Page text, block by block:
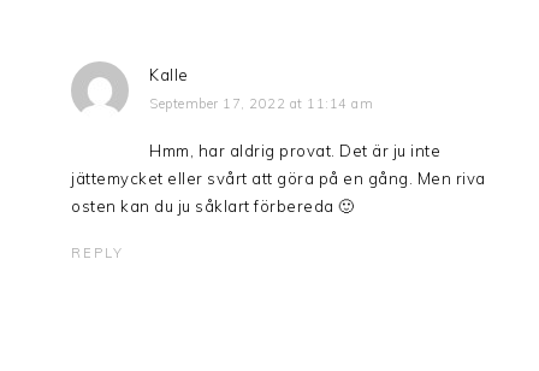
Kalle
September 17, 2022 at 11:14 am
Hmm, har aldrig provat. Det är ju inte
jättemycket eller svårt att göra på en gång. Men riva
osten kan du ju såklart förbereda 🙂
REPLY